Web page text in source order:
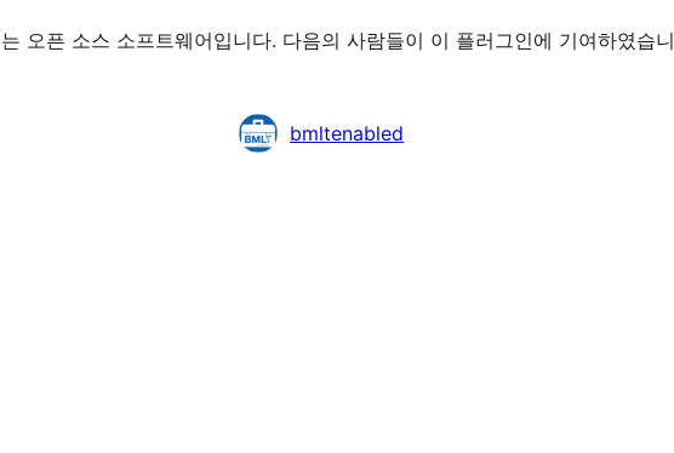
오픈 소스 소프트웨어입니다. 다음의 사람들이 이 플러그인에 기여하였습니
bmltenabled